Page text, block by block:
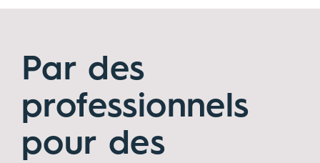
Par des
professionnels
pour des